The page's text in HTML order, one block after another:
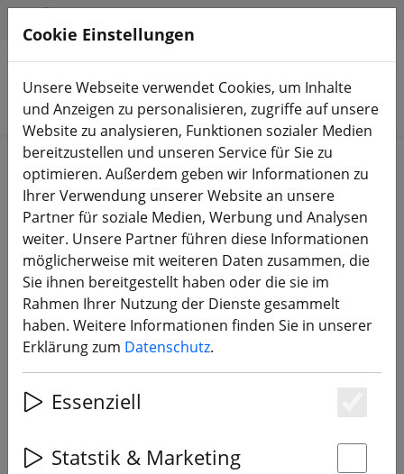
Produkte suchen
Start Bauteile FC, ESC, AIO & Stacks
HGLRC SPECTER 90A Single ESC High
Performance Professional ESC
Cookie Einstellungen
Unsere Webseite verwendet Cookies, um Inhalte
und Anzeigen zu personalisieren, zugriffe auf unsere
Website zu analysieren, Funktionen sozialer Medien
bereitzustellen und unseren Service für Sie zu
optimieren. Außerdem geben wir Informationen zu
Ihrer Verwendung unserer Website an unsere
Partner für soziale Medien, Werbung und Analysen
weiter. Unsere Partner führen diese Informationen
möglicherweise mit weiteren Daten zusammen, die
Sie ihnen bereitgestellt haben oder die sie im
Rahmen Ihrer Nutzung der Dienste gesammelt
haben. Weitere Informationen finden Sie in unserer
Erklärung zum Datenschutz.
Essenziell
Statstik & Marketing